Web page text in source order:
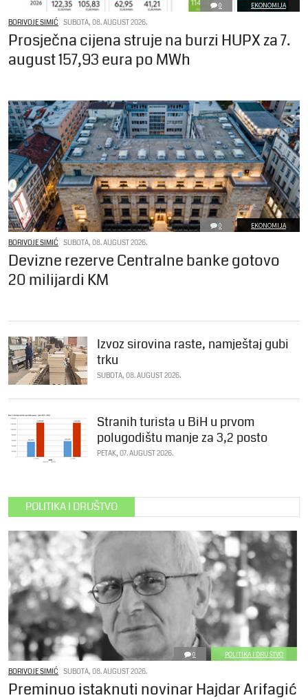
0 EKONOMIJA
BORIVOJE SIMIĆ SUBOTA, 08. AUGUST 2026.
Prosječna cijena struje na burzi HUPX za 7.
august 157,93 eura po MWh
0 EKONOMIJA
BORIVOJE SIMIĆ SUBOTA, 08. AUGUST 2026.
Devizne rezerve Centralne banke gotovo
20 milijardi KM
Izvoz sirovina raste, namještaj gubi
trku
SUBOTA, 08. AUGUST 2026.
Stranih turista u BiH u prvom
polugodištu manje za 3,2 posto
PETAK, 07. AUGUST 2026.
POLITIKA I DRUŠTVO
0 POLITIKA I DRUŠTVO
BORIVOJE SIMIĆ SUBOTA, 08. AUGUST 2026.
Preminuo istaknuti novinar Hajdar Arifagić